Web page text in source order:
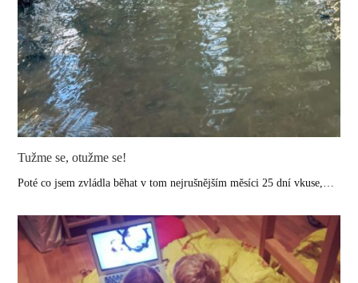
Tužme se, otužme se!
Poté co jsem zvládla běhat v tom nejrušnějším měsíci 25 dní vkuse,…